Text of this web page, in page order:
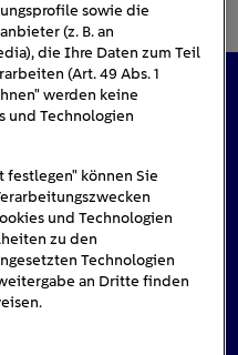
sowie die
(z. B. an
die Ihre Daten zum Teil
(Art. 49 Abs. 1
werden keine
und Technologien
festlegen" können Sie
und Technologien
zu den
Technologien
an Dritte finden